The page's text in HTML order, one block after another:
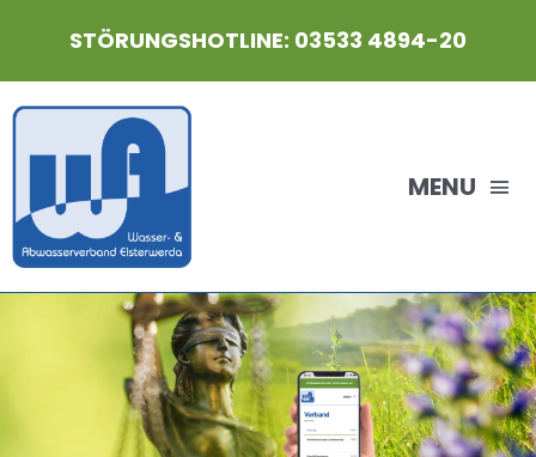
STÖRUNGSHOTLINE: 03533 4894-20
MENU
HOME
Der WAVE
Aktuelles